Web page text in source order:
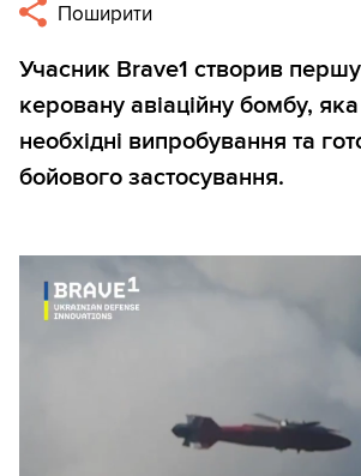
Поширити
Учасник Brave1 створив
керовану авіаційну бомбу,
необхідні випробування та
бойового застосування.